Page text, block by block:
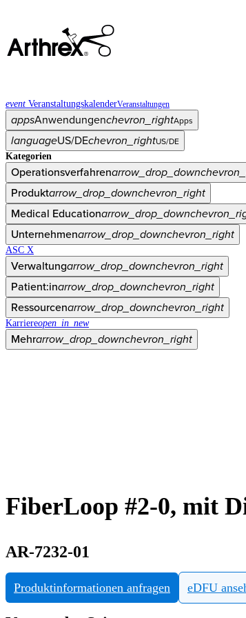
event VeranstaltungskalenderVeranstaltungen
appsAnwendungenchevron_rightApps
languageUS/DEchevron_rightUS/DE
Kategorien
Operationsverfahrenarrow_drop_down
Produktarrow_drop_downchevron_right
Medical Educationarrow_drop_down
Unternehmenarrow_drop_downchevron_right
ASC X
Verwaltungarrow_drop_downchevron_right
Patient:inarrow_drop_downchevron_right
Ressourcenarrow_drop_downchevron_right
Karriereopen_in_new
Mehrarrow_drop_downchevron_right
FiberLoop #2-0, mit
AR-7232-01
Produktinformationen anfragen eDFU